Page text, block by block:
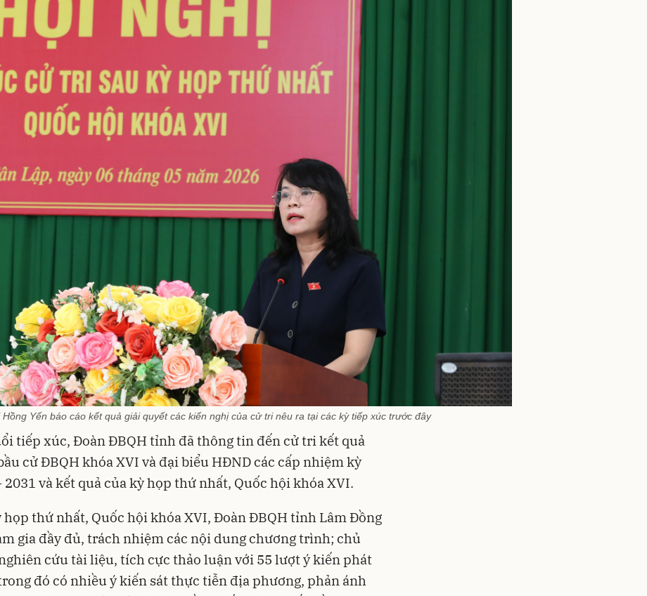
Yến báo cáo kết quả giải quyết các kiến nghị của cử tri nêu ra tại các kỳ tiếp xúc trước đây
tiếp xúc, Đoàn ĐBQH tỉnh đã thông tin đến cử tri kết quả
cử ĐBQH khóa XVI và đại biểu HĐND các cấp nhiệm kỳ
2031 và kết quả của kỳ họp thứ nhất, Quốc hội khóa XVI.
họp thứ nhất, Quốc hội khóa XVI, Đoàn ĐBQH tỉnh Lâm Đồng
gia đầy đủ, trách nhiệm các nội dung chương trình; chủ
cứu tài liệu, tích cực thảo luận với 55 lượt ý kiến phát
đó có nhiều ý kiến sát thực tiễn địa phương, phản ánh